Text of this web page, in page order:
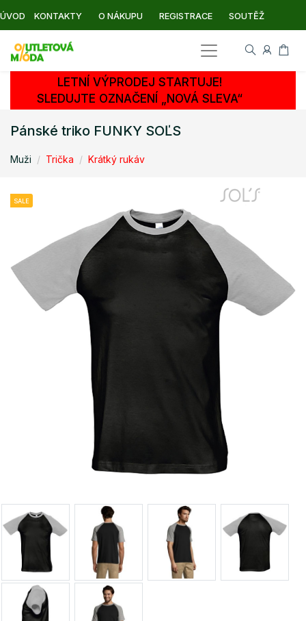
ÚVOD KONTAKTY O NÁKUPU REGISTRACE SOUTĚŽ
LETNÍ VÝPRODEJ STARTUJE!
SLEDUJTE OZNAČENÍ „NOVÁ SLEVA“
Pánské triko FUNKY SOĽS
Muži Trička Krátký rukáv
SALE